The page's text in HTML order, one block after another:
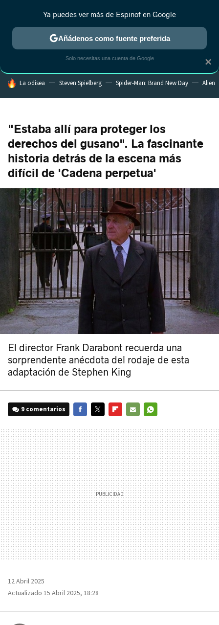
MENÚ NUEVO
ESTRENOS REALITY ANIME RANKINGS CINE
HOY SE HABLA DE
La odisea Steven Spielberg Spider-Man: Brand New Day Alien
"Estaba allí para proteger los
derechos del gusano". La fascinante
historia detrás de la escena más
difícil de 'Cadena perpetua'
El director Frank Darabont recuerda una
sorprendente anécdota del rodaje de esta
adaptación de Stephen King
9 comentarios
MAIL
12 Abril 2025
Actualizado 15 Abril 2025, 18:28
×
Ya puedes ver más de Espinof en Google
Añádenos como fuente preferida
Solo necesitas una cuenta de Google